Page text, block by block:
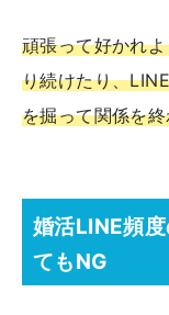
頑張って好かれ
り続けたり、
を掘って関係を
婚活LINE頻
てもNG